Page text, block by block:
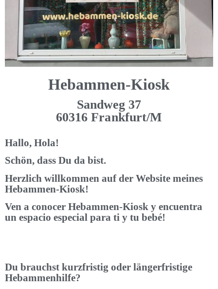
Hebammen-Kiosk
Sandweg 37
60316 Frankfurt/M
Hallo, Hola!
Schön, dass Du da bist.
Herzlich willkommen auf der Website meines
Hebammen-Kiosk!
Ven a conocer Hebammen-Kiosk y encuentra
un espacio especial para ti y tu bebé!
Du brauchst kurzfristig oder längerfristige
Hebammenhilfe?